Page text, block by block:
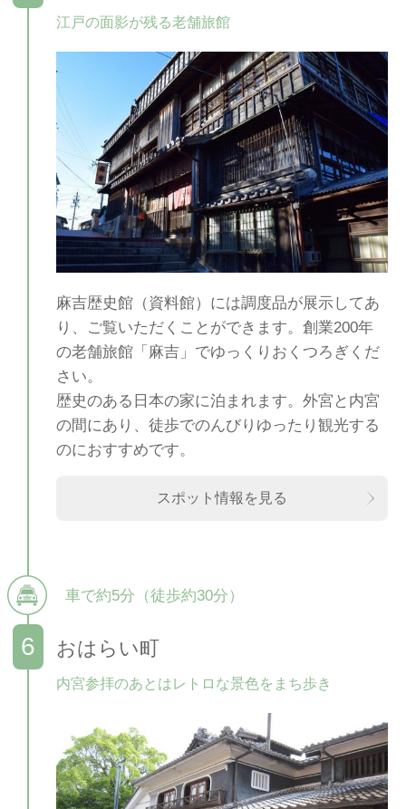
江戸の面影が残る老舗旅館
麻吉歴史館（資料館）には調度品が展示してあ
り、ご覧いただくことができます。創業200年
の老舗旅館「麻吉」でゆっくりおくつろぎくだ
さい。
歴史のある日本の家に泊まれます。外宮と内宮
の間にあり、徒歩でのんびりゆったり観光する
のにおすすめです。
スポット情報を見る
車で約5分（徒歩約30分）
おはらい町
内宮参拝のあとはレトロな景色をまち歩き